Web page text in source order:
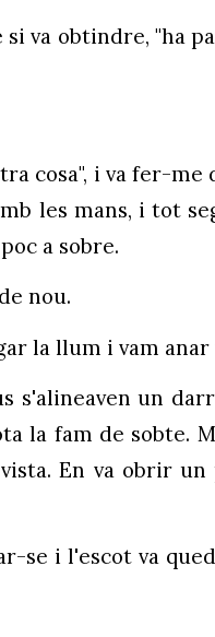
va obtindre, "ha
cosa", i va fer-
les mans, i tot
a sobre.
nou.
la llum i vam
s'alineaven un
la fam de sobte.
En va obrir
se i l'escot va